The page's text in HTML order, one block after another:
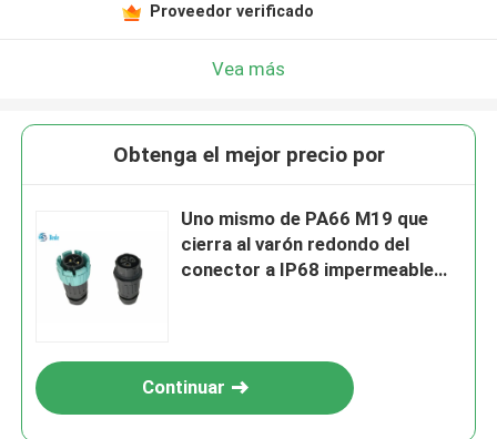
Proveedor verificado
Vea más
Obtenga el mejor precio por
Uno mismo de PA66 M19 que
cierra al varón redondo del
conector a IP68 impermeable
Continuar